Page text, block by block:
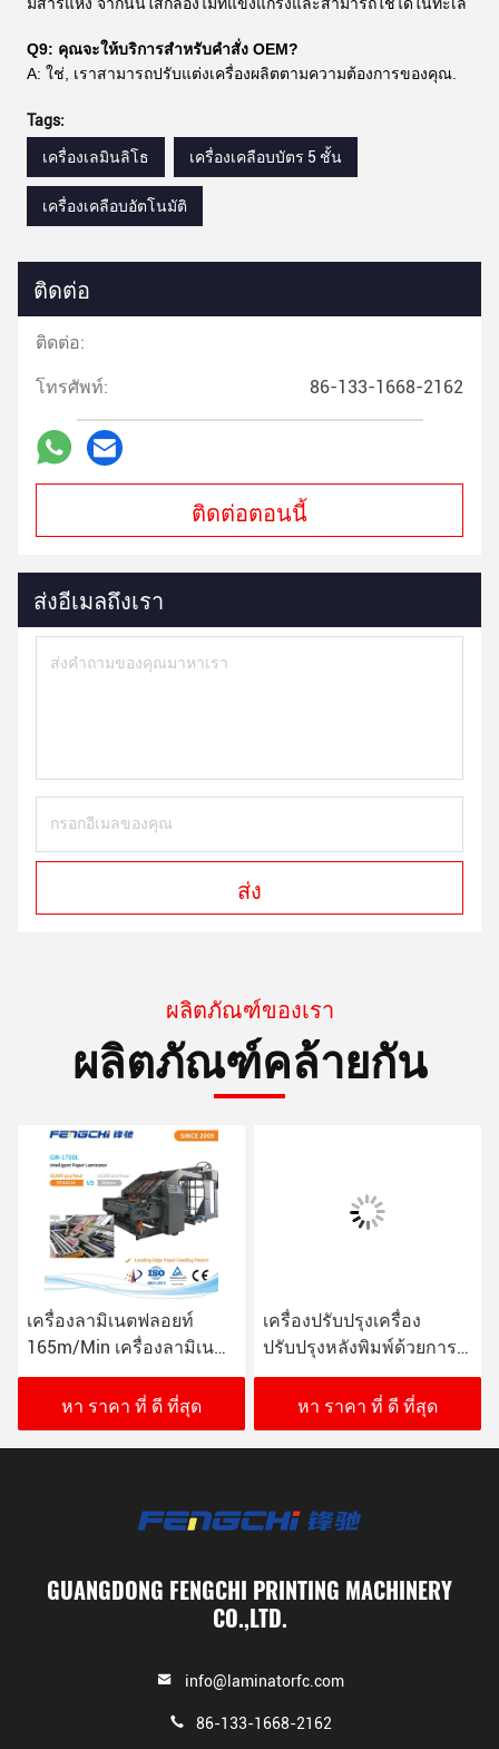
Q9: คุณจะให้บริการสําหรับคําสั่ง OEM?
A: ใช่, เราสามารถปรับแต่งเครื่องผลิตตามความต้องการของคุณ.
Tags:
เครื่องเลมินลิโธ เครื่องเคลือบบัตร 5 ชั้น
เครื่องเคลือบอัตโนมัติ
ติดต่อ
ติดต่อ:
โทรศัพท์: 86-133-1668-2162
ติดต่อตอนนี้
ส่งอีเมลถึงเรา
ส่ง
ผลิตภัณฑ์ของเรา
ผลิตภัณฑ์คล้ายกัน
เครื่องลามิเนตฟลอยท์
165m/Min เครื่องลามิเนต
ฟลอยท์ฟลอยท์ฟลอยท์
ดิจิตอลเต็ม
หา ราคา ที่ ดี ที่สุด
เครื่องปรับปรุงเครื่อง
ปรับปรุงหลังพิมพ์ด้วยการ
ปรับน้ํามันแบบอัตโนมัติ
หา ราคา ที่ ดี ที่สุด
GUANGDONG FENGCHI PRINTING MACHINERY
CO.,LTD.
info@laminatorfc.com
86-133-1668-2162